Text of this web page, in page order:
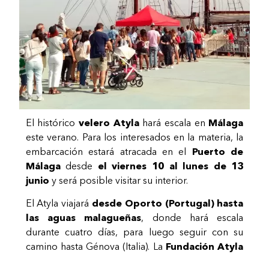
El histórico velero Atylahará escala en Málaga
este verano. Para los interesados en la materia, la
embarcación estará atracada en el Puerto de
Málagadesde el viernes 10 al lunes de 13
junio y será posible visitar su interior.
El Atyla viajará desde Oporto (Portugal) hasta
las aguas malagueñas, donde hará escala
durante cuatro días, para luego seguir con su
camino hasta Génova (Italia). La Fundación Atyla